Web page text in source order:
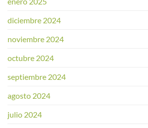
diciembre 2024
noviembre 2024
octubre 2024
septiembre 2024
agosto 2024
julio 2024